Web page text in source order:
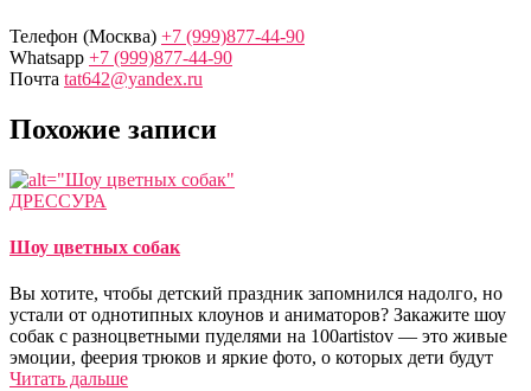
Телефон (Москва) +7 (999)877-44-90
Whatsapp +7 (999)877-44-90
Почта tat642@yandex.ru
Похожие записи
ДРЕССУРА
Шоу цветных собак
Вы хотите, чтобы детский праздник запомнился надолго, но
устали от однотипных клоунов и аниматоров? Закажите шоу
собак с разноцветными пуделями на 100artistov — это живые
эмоции, феерия трюков и яркие фото, о которых дети будут
Читать дальше